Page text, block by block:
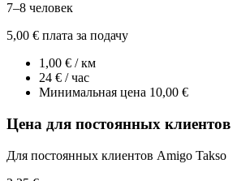
7–8 человек
5,00 € плата за подачу
1,00 € / км
24 € / час
Минимальная цена 10,00 €
Цена для постоянных клиентов
Для постоянных клиентов Amigo Takso